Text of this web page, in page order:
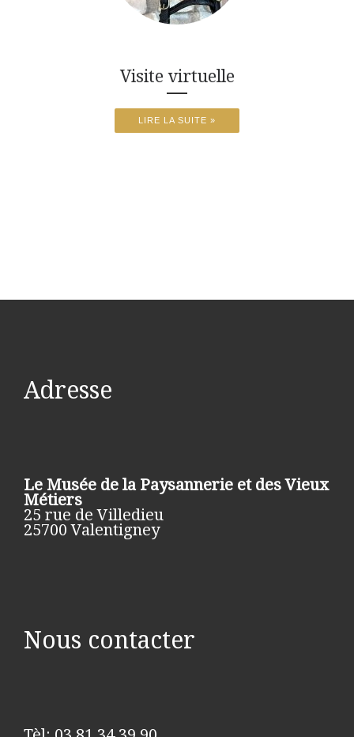
Visite virtuelle
LIRE LA SUITE »
Adresse
Le Musée de la Paysannerie et des Vieux
Métiers
25 rue de Villedieu
25700 Valentigney
Nous contacter